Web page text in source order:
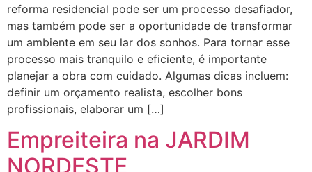
reforma residencial pode ser um processo desafiador,
mas também pode ser a oportunidade de transformar
um ambiente em seu lar dos sonhos. Para tornar esse
processo mais tranquilo e eficiente, é importante
planejar a obra com cuidado. Algumas dicas incluem:
definir um orçamento realista, escolher bons
profissionais, elaborar um […]
Empreiteira na JARDIM
NORDESTE